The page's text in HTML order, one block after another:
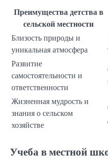
Преимущества детства в
сельской местности
Близость природы и
уникальная атмосфера
Развитие
самостоятельности и
ответственности
Жизненная мудрость и
знания о сельском
хозяйстве
Учеба в местной